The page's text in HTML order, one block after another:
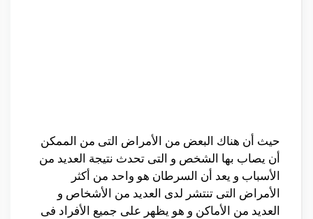
حيث أن هناك البعض من الأمراض التى من الممكن
أن يصاب بها الشخص و التى تحدث نتيجة العديد من
الأسباب و يعد أن السرطان هو واحد من أكثر
الأمراض التى تنتشر لدى العديد من الأشخاص و
العديد من الأماكن و هو يظهر على جميع الأفراد فى